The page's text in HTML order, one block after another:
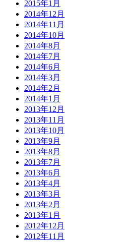
2015年1月
2014年12月
2014年11月
2014年10月
2014年8月
2014年7月
2014年6月
2014年3月
2014年2月
2014年1月
2013年12月
2013年11月
2013年10月
2013年9月
2013年8月
2013年7月
2013年6月
2013年4月
2013年3月
2013年2月
2013年1月
2012年12月
2012年11月